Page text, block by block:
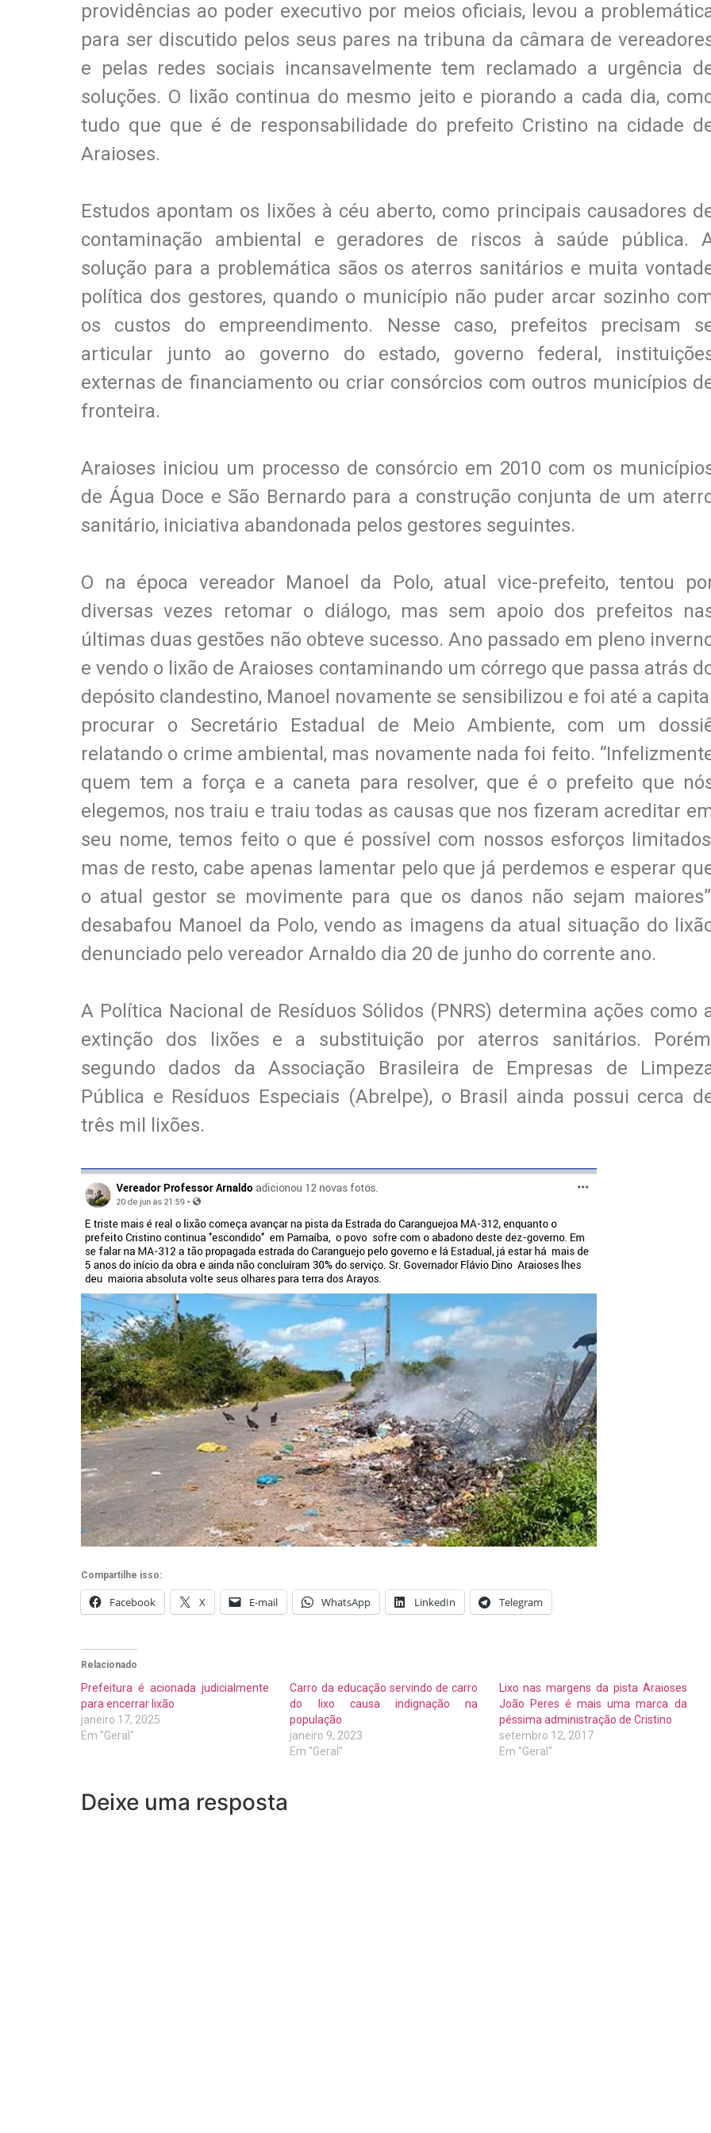
providências ao poder executivo por meios oficiais, levou a
para ser discutido pelos seus pares na tribuna da câmara de
e pelas redes sociais incansavelmente tem reclamado a urgência
soluções. O lixão continua do mesmo jeito e piorando a cada dia,
tudo que que é de responsabilidade do prefeito Cristino na cidade
Araioses.
Estudos apontam os lixões à céu aberto, como principais causadores
contaminação ambiental e geradores de riscos à saúde pública.
solução para a problemática sãos os aterros sanitários e muita
política dos gestores, quando o município não puder arcar sozinho
os custos do empreendimento. Nesse caso, prefeitos precisam
articular junto ao governo do estado, governo federal,
externas de financiamento ou criar consórcios com outros municípios
fronteira.
Araioses iniciou um processo de consórcio em 2010 com os
de Água Doce e São Bernardo para a construção conjunta de um
sanitário, iniciativa abandonada pelos gestores seguintes.
O na época vereador Manoel da Polo, atual vice-prefeito, tentou
diversas vezes retomar o diálogo, mas sem apoio dos prefeitos
últimas duas gestões não obteve sucesso. Ano passado em pleno
e vendo o lixão de Araioses contaminando um córrego que passa atrás
depósito clandestino, Manoel novamente se sensibilizou e foi até a
procurar o Secretário Estadual de Meio Ambiente, com um
relatando o crime ambiental, mas novamente nada foi feito.
quem tem a força e a caneta para resolver, que é o prefeito que
elegemos, nos traiu e traiu todas as causas que nos fizeram acreditar
seu nome, temos feito o que é possível com nossos esforços
mas de resto, cabe apenas lamentar pelo que já perdemos e esperar
o atual gestor se movimente para que os danos não sejam
desabafou Manoel da Polo, vendo as imagens da atual situação do
denunciado pelo vereador Arnaldo dia 20 de junho do corrente ano.
A Política Nacional de Resíduos Sólidos (PNRS) determina ações como
extinção dos lixões e a substituição por aterros sanitários.
segundo dados da Associação Brasileira de Empresas de
Pública e Resíduos Especiais (Abrelpe), o Brasil ainda possui cerca
três mil lixões.
Compartilhe isso:
Facebook X E-mail WhatsApp LinkedIn Telegram
Relacionado
Prefeitura é acionada judicialmente
para encerrar lixão
janeiro 17, 2025
Em "Geral"
Carro da educação servindo de carro
do lixo causa indignação na
população
janeiro 9, 2023
Em "Geral"
Lixo nas margens da pista Araioses
João Peres é mais uma marca da
péssima administração de Cristino
setembro 12, 2017
Em "Geral"
Deixe uma resposta